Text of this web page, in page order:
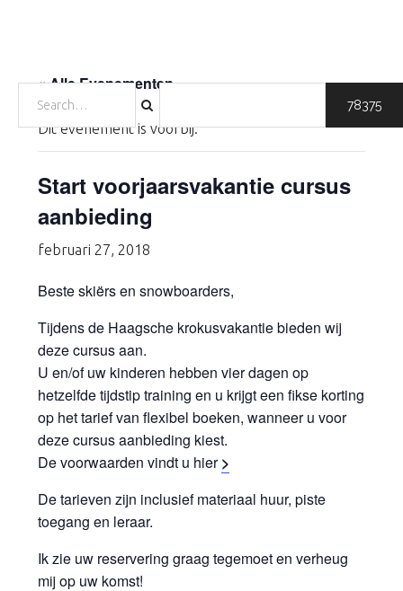
hoofd
inhoud
eerste
sidebar
voettekst
SEARCH
FOR:
« Alle Evenementen
Dit evenement is voorbij.
Start voorjaarsvakantie cursus
aanbieding
februari 27, 2018
Beste skiërs en snowboarders,
Tijdens de Haagsche krokusvakantie bieden wij
deze cursus aan.
U en/of uw kinderen hebben vier dagen op
hetzelfde tijdstip training en u krijgt een fikse korting
op het tarief van flexibel boeken, wanneer u voor
deze cursus aanbieding kiest.
De voorwaarden vindt u hier>
De tarieven zijn inclusief materiaal huur, piste
toegang en leraar.
Ik zie uw reservering graag tegemoet en verheug
mij op uw komst!